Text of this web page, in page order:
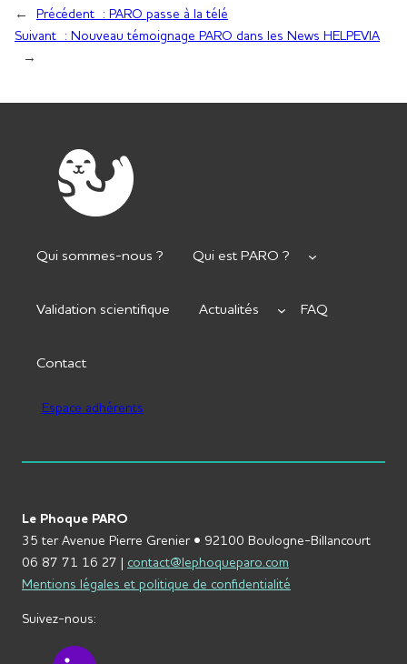
← Précédent : PARO passe à la télé
Suivant : Nouveau témoignage PARO dans les News HELPEVIA
→
Qui sommes-nous ? Qui est PARO ?
Validation scientifique Actualités FAQ
Contact
Espace adhérents
Le Phoque PARO
35 ter Avenue Pierre Grenier • 92100 Boulogne-Billancourt
06 87 71 16 27 | contact@lephoqueparo.com
Mentions légales et politique de confidentialité
Suivez-nous: